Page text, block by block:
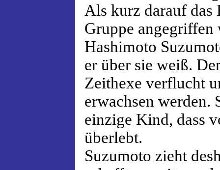
Als kurz darauf das
Gruppe
Hashimoto
er über sie weiß.
Zeithexe verflucht
erwachsen werden.
einzige Kind, dass
überlebt.
Suzumoto zieht